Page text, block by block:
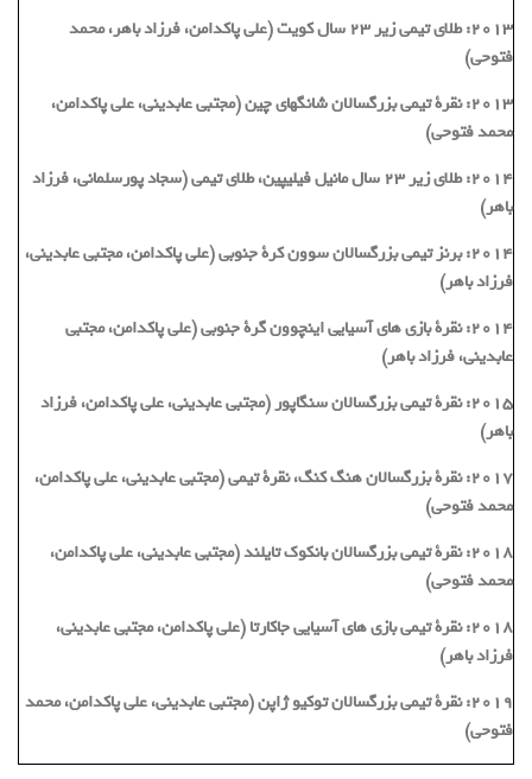
2013: طلای تیمی زیر 23 سال کویت (علی پاکدامن، فرزاد باهر، محمد
فتوحی)
2013: نقرة تیمی بزرگسالان شانگهای چین (مجتبی عابدینی، علی پاکدامن،
محمد فتوحی)
2014: طلای زیر 23 سال مانیل فیلیپین، طلای تیمی (سجاد پورسلمانی، فرزاد
باهر)
2014: برنز تیمی بزرگسالان سوون کرة جنوبی (علی پاکدامن، مجتبی عابدینی،
فرزاد باهر)
2014: نقرة بازی های آسیایی اینچوون گرة جنوبی (علی پاکدامن، مجتبی
عابدینی، فرزاد باهر)
2015: نقرة تیمی بزرگسالان سنگاپور (مجتبی عابدینی، علی پاکدامن، فرزاد
باهر)
2017: نقرة بزرگسالان هنگ کنگ، نقرة تیمی (مجتبی عابدینی، علی پاکدامن،
محمد فتوحی)
2018: نقرة تیمی بزرگسالان بانکوک تایلند (مجتبی عابدینی، علی پاکدامن،
محمد فتوحی)
2018: نقرة تیمی بازی های آسیایی جاکارتا (علی پاکدامن، مجتبی عابدینی،
فرزاد باهر)
2019: نقرة تیمی بزرگسالان توکیو ژاپن (مجتبی عابدینی، علی پاکدامن، محمد
فتوحی)